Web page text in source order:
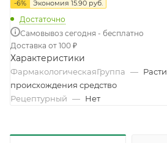
-6% Экономия 15.90 руб.
Достаточно
Самовывоз сегодня - бесплатно
Доставка от 100 ₽
Характеристики
ФармакологическаяГруппа —
происхождения средство
Рецептурный — Нет